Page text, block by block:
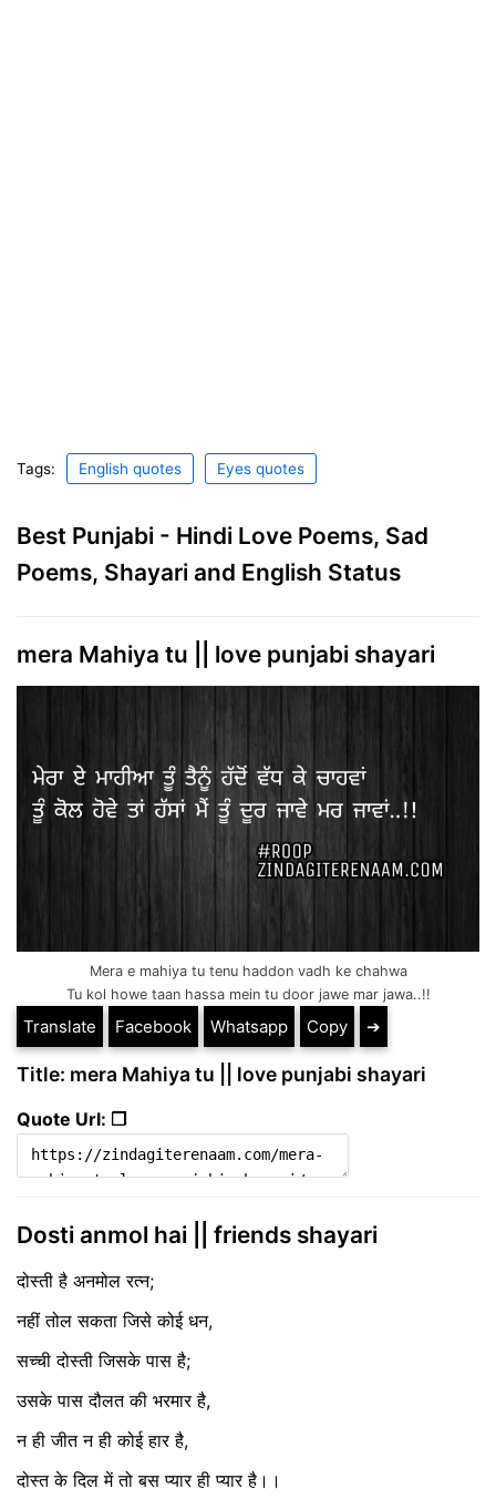
Tags: English quotes Eyes quotes
Best Punjabi - Hindi Love Poems, Sad
Poems, Shayari and English Status
mera Mahiya tu || love punjabi shayari
Mera e mahiya tu tenu haddon vadh ke chahwa
Tu kol howe taan hassa mein tu door jawe mar jawa..!!
Translate Facebook Whatsapp Copy ➔
Title: mera Mahiya tu || love punjabi shayari
Quote Url: ❐
Dosti anmol hai || friends shayari
दोस्ती है अनमोल रत्न;
नहीं तोल सकता जिसे कोई धन,
सच्ची दोस्ती जिसके पास है;
उसके पास दौलत की भरमार है,
न ही जीत न ही कोई हार है,
दोस्त के दिल में तो बस प्यार ही प्यार है।।